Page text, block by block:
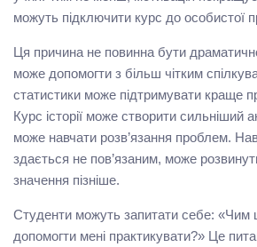
можуть підключити курс до особистої
Ця причина не повинна бути
може допомогти з більш чітким
статистики може підтримувати краще
Курс історії може створити сильніший
може навчати розв’язання проблем.
здається не пов’язаним, може
значення пізніше.
Студенти можуть запитати себе: «Чим
допомогти мені практикувати?» Це